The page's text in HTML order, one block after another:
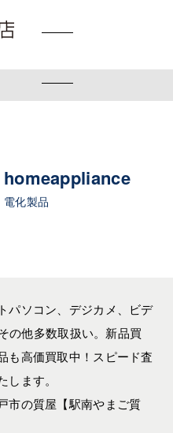
toggle
homeappliance
電化製品
パソコン、デジカメ、ビデ
の他多数取扱い。新品買
も高価買取中！スピード査
ます。
市の質屋【駅南やまご質